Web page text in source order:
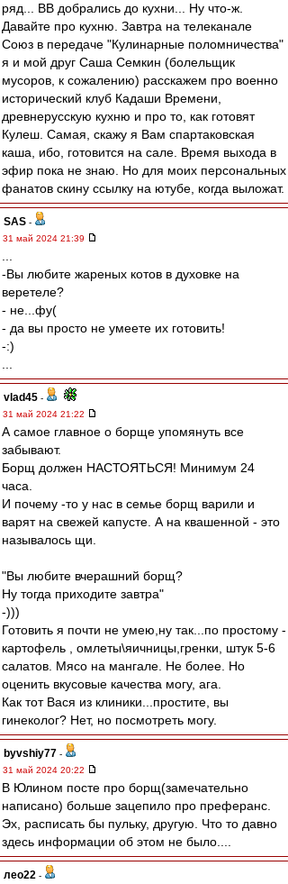
ряд... ВВ добрались до кухни... Ну что-ж.
Давайте про кухню. Завтра на телеканале
Союз в передаче "Кулинарные поломничества"
я и мой друг Саша Семкин (болельщик
мусоров, к сожалению) расскажем про военно
исторический клуб Кадаши Времени,
древнерусскую кухню и про то, как готовят
Кулеш. Самая, скажу я Вам спартаковская
каша, ибо, готовится на сале. Время выхода в
эфир пока не знаю. Но для моих персональных
фанатов скину ссылку на ютубе, когда выложат.
SAS -
31 май 2024 21:39
-Вы любите жареных котов в духовке на
веретеле?
- не...фу(
- да вы просто не умеете их готовить!
-:)
vlad45 -
31 май 2024 21:22
А самое главное о борще упомянуть все
забывают.
Борщ должен НАСТОЯТЬСЯ! Минимум 24
часа.
И почему -то у нас в семье борщ варили и
варят на свежей капусте. А на квашенной - это
называлось щи.
"Вы любите вчерашний борщ?
Ну тогда приходите завтра"
-)))
Готовить я почти не умею,ну так...по простому -
картофель , омлеты\яичницы,гренки, штук 5-6
салатов. Мясо на мангале. Не более. Но
оценить вкусовые качества могу, ага.
Как тот Вася из клиники...простите, вы
гинеколог? Нет, но посмотреть могу.
byvshiy77 -
31 май 2024 20:22
В Юлином посте про борщ(замечательно
написано) больше зацепило про преферанс.
Эх, расписать бы пульку, другую. Что то давно
здесь информации об этом не было....
лео22 -